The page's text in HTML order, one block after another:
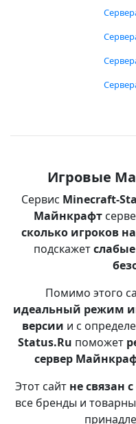
Игровые
Сервис Minecraft-
Майнкрафт
сколько игроков
подскажет
Помимо этого
идеальный режим
версии и с
Status.Ru поможет
сервер
Этот сайт не связан
все бренды и